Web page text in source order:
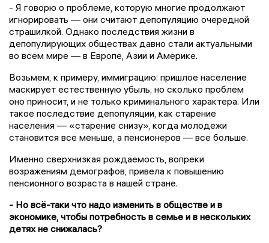
- Я говорю о проблеме, которую многие продолжают
игнорировать — они считают депопуляцию очередной
страшилкой. Однако последствия жизни в
депопулирующих обществах давно стали актуальными
во всем мире — в Европе, Азии и Америке.
Возьмем, к примеру, иммиграцию: пришлое население
маскирует естественную убыль, но сколько проблем
оно приносит, и не только криминального характера. Или
такое последствие депопуляции, как старение
населения — «старение снизу», когда молодежи
становится все меньше, а пенсионеров — все больше.
Именно сверхнизкая рождаемость, вопреки
возражениям демографов, привела к повышению
пенсионного возраста в нашей стране.
- Но всё-таки что надо изменить в обществе и в
экономике, чтобы потребность в семье и в нескольких
детях не снижалась?